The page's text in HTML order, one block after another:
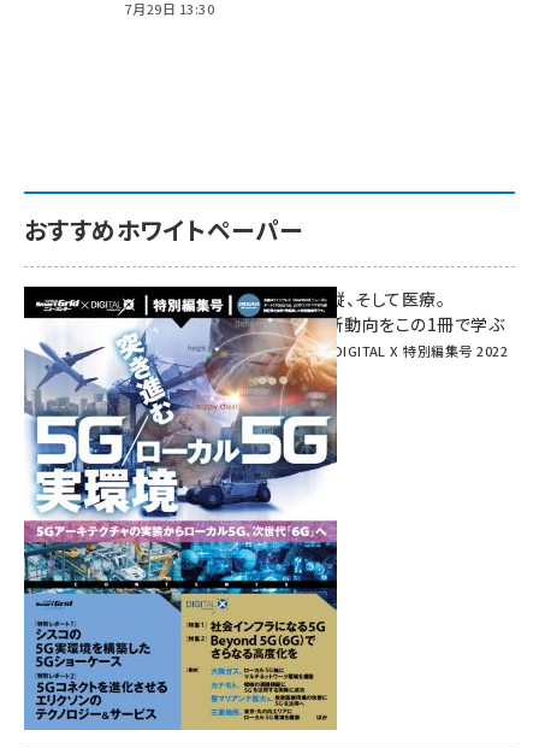
7月29日 13:30
おすすめホワイトペーパー
環境対策、建機の遠隔操縦、そして医療。
次世代通信規格「5G」最新動向をこの1冊で学ぶ
SmartGrid ニューズレター × DIGITAL X 特別編集号 2022
Summer